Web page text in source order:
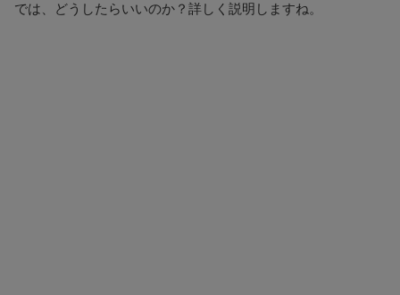
では、どうしたらいいのか？詳しく説明しますね。